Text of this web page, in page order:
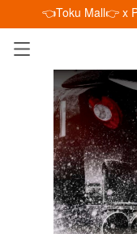
👈Toku Mall👉 x
已加入購物車